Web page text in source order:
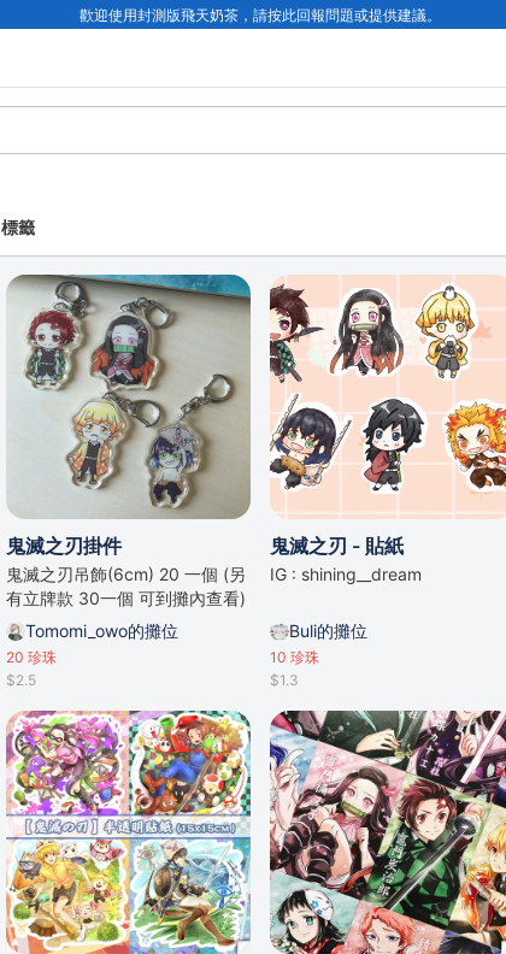
歡迎使用封測版飛天奶茶，請按此回報問題或提供建議。
標籤
鬼滅之刃掛件
鬼滅之刃吊飾(6cm) 20 一個 (另
有立牌款 30一個 可到攤內查看)
Tomomi_owo的攤位
20 珍珠
$2.5
鬼滅之刃 - 貼紙
IG : shining__dream
Buli的攤位
10 珍珠
$1.3